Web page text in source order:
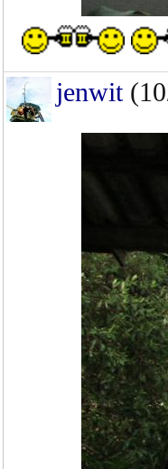
jenwit